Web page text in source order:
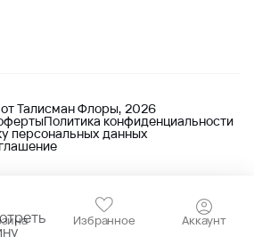
Избранное Аккаунт
Талисман Флоры, 2026
Политика конфиденциальности
персональных данных